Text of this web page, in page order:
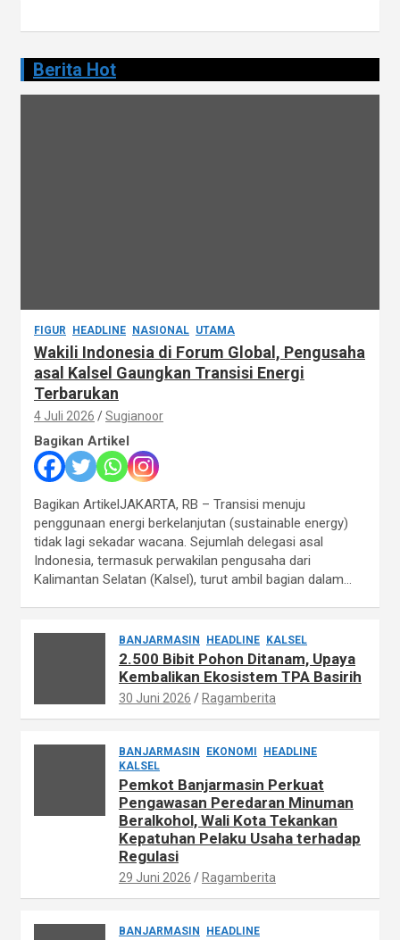
Berita Hot
FIGUR HEADLINE NASIONAL UTAMA
Wakili Indonesia di Forum Global, Pengusaha
asal Kalsel Gaungkan Transisi Energi
Terbarukan
4 Juli 2026 Sugianoor
Bagikan Artikel
Bagikan ArtikelJAKARTA, RB – Transisi menuju
penggunaan energi berkelanjutan (sustainable energy)
tidak lagi sekadar wacana. Sejumlah delegasi asal
Indonesia, termasuk perwakilan pengusaha dari
Kalimantan Selatan (Kalsel), turut ambil bagian dalam…
BANJARMASIN HEADLINE KALSEL
2.500 Bibit Pohon Ditanam, Upaya
Kembalikan Ekosistem TPA Basirih
30 Juni 2026 Ragamberita
BANJARMASIN EKONOMI
HEADLINE
KALSEL
Pemkot Banjarmasin Perkuat
Pengawasan Peredaran Minuman
Beralkohol, Wali Kota Tekankan
Kepatuhan Pelaku Usaha terhadap
Regulasi
29 Juni 2026 Ragamberita
BANJARMASIN HEADLINE